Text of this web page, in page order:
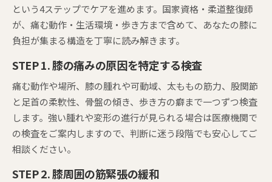
という4ステップでケアを進めます。国家資格・柔道整復師
が、痛む動作・生活環境・歩き方まで含めて、あなたの膝に
負担が集まる構造を丁寧に読み解きます。
STEP 1. 膝の痛みの原因を特定する検査
痛む動作や場所、膝の腫れや可動域、太ももの筋力、股関節
と足首の柔軟性、骨盤の傾き、歩き方の癖まで一つずつ検査
します。強い腫れや変形の進行が見られる場合は医療機関で
の検査をご案内しますので、判断に迷う段階でも安心してご
相談ください。
STEP 2. 膝周囲の筋緊張の緩和